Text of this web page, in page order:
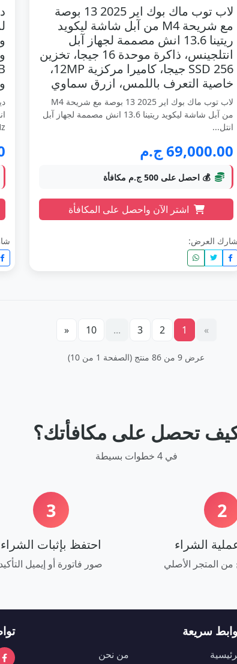
لاب توب ماك بوك اير 2025 13 بوصة
مع شريحة M4 من آبل شاشة ليكويد
ريتينا 13.6 انش مصممة لجهاز آبل
انتلجينس، ذاكرة موحدة 16 جيجا، تخزين
SSD 256 جيجا، كاميرا مركزية 12MP،
خاصية التعرف باللمس، ازرق سماوي
لاب توب ماك بوك اير 2025 13 بوصة مع شريحة M4
من آبل شاشة ليكويد ريتينا 13.6 انش مصممة لجهاز آبل
انتل...
69,000.00 ج.م
💰 احصل على 500 ج.م مكافأة
اشتر الآن واحصل على المكافأة
شارك العرض:
»
1
2
3
...
10
«
عرض 9 من 86 منتج (الصفحة 1 من 10)
تحصل على مكافأتك؟
في 4 خطوات بسيطة
2
الشراء
من المتجر الأصلي
3
احتفظ بإثبات الشراء
صور فاتورة أو إيميل التأكيد
سريعة
من نحن